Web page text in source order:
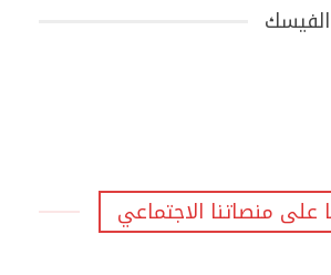
على منصاتنا الاجتماعي